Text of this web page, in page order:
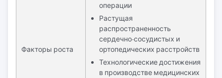
Факторы роста
операции
Растущая
распространенность
сердечно-сосудистых и
ортопедических расстройств
Технологические достижения
в производстве медицинских